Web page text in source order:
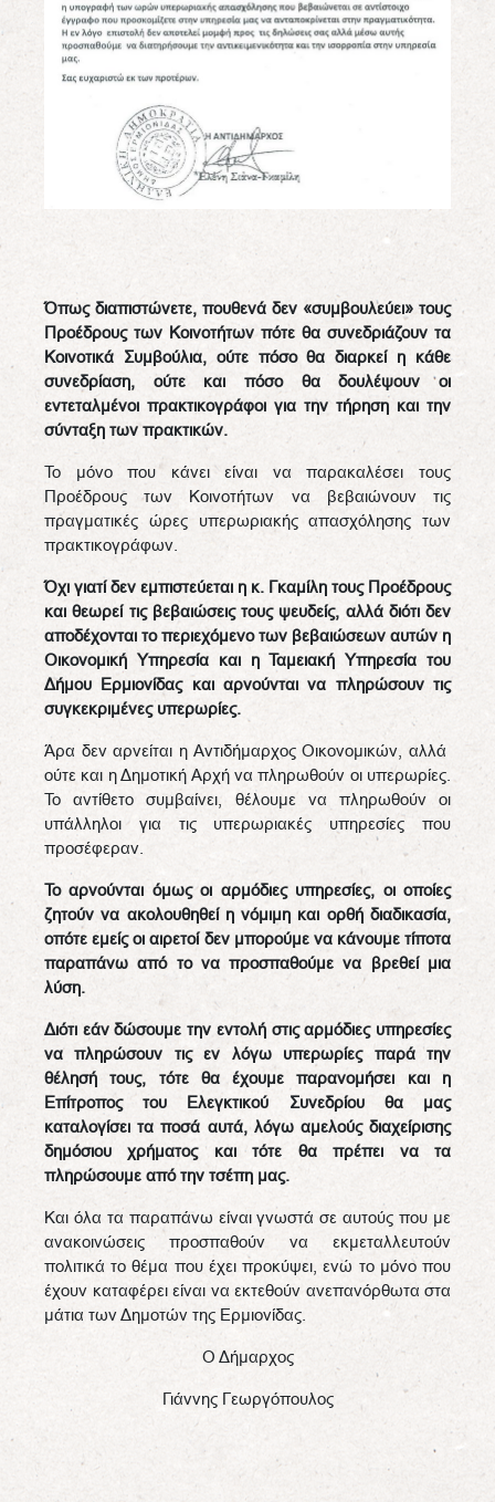
Όπως διαπιστώνετε, πουθενά δεν «συμβουλεύει» τους
Προέδρους των Κοινοτήτων πότε θα συνεδριάζουν τα
Κοινοτικά Συμβούλια, ούτε πόσο θα διαρκεί η κάθε
συνεδρίαση, ούτε και πόσο θα δουλέψουν οι
εντεταλμένοι πρακτικογράφοι για την τήρηση και την
σύνταξη των πρακτικών.
Το μόνο που κάνει είναι να παρακαλέσει τους
Προέδρους των Κοινοτήτων να βεβαιώνουν τις
πραγματικές ώρες υπερωριακής απασχόλησης των
πρακτικογράφων.
Όχι γιατί δεν εμπιστεύεται η κ. Γκαμίλη τους Προέδρους
και θεωρεί τις βεβαιώσεις τους ψευδείς, αλλά διότι δεν
αποδέχονται το περιεχόμενο των βεβαιώσεων αυτών η
Οικονομική Υπηρεσία και η Ταμειακή Υπηρεσία του
Δήμου Ερμιονίδας και αρνούνται να πληρώσουν τις
συγκεκριμένες υπερωρίες.
Άρα δεν αρνείται η Αντιδήμαρχος Οικονομικών, αλλά
ούτε και η Δημοτική Αρχή να πληρωθούν οι υπερωρίες.
Το αντίθετο συμβαίνει, θέλουμε να πληρωθούν οι
υπάλληλοι για τις υπερωριακές υπηρεσίες που
προσέφεραν.
Το αρνούνται όμως οι αρμόδιες υπηρεσίες, οι οποίες
ζητούν να ακολουθηθεί η νόμιμη και ορθή διαδικασία,
οπότε εμείς οι αιρετοί δεν μπορούμε να κάνουμε τίποτα
παραπάνω από το να προσπαθούμε να βρεθεί μια
λύση.
Διότι εάν δώσουμε την εντολή στις αρμόδιες υπηρεσίες
να πληρώσουν τις εν λόγω υπερωρίες παρά την
θέλησή τους, τότε θα έχουμε παρανομήσει και η
Επίτροπος του Ελεγκτικού Συνεδρίου θα μας
καταλογίσει τα ποσά αυτά, λόγω αμελούς διαχείρισης
δημόσιου χρήματος και τότε θα πρέπει να τα
πληρώσουμε από την τσέπη μας.
Και όλα τα παραπάνω είναι γνωστά σε αυτούς που με
ανακοινώσεις προσπαθούν να εκμεταλλευτούν
πολιτικά το θέμα που έχει προκύψει, ενώ το μόνο που
έχουν καταφέρει είναι να εκτεθούν ανεπανόρθωτα στα
μάτια των Δημοτών της Ερμιονίδας.
Ο Δήμαρχος
Γιάννης Γεωργόπουλος